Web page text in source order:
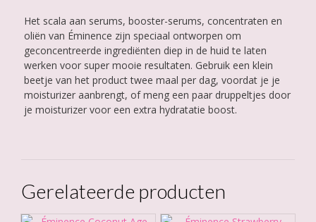
Het scala aan serums, booster-serums, concentraten en
oliën van Éminence zijn speciaal ontworpen om
geconcentreerde ingrediënten diep in de huid te laten
werken voor super mooie resultaten. Gebruik een klein
beetje van het product twee maal per dag, voordat je je
moisturizer aanbrengt, of meng een paar druppeltjes door
je moisturizer voor een extra hydratatie boost.
Gerelateerde producten